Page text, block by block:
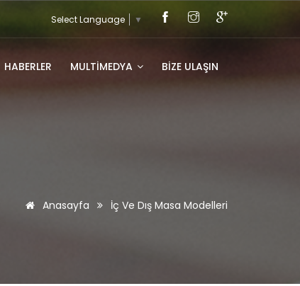
Select Language ▼
HABERLER MULTİMEDYA BIZE ULAŞIN
Anasayfa İç Ve Dış Masa Modelleri